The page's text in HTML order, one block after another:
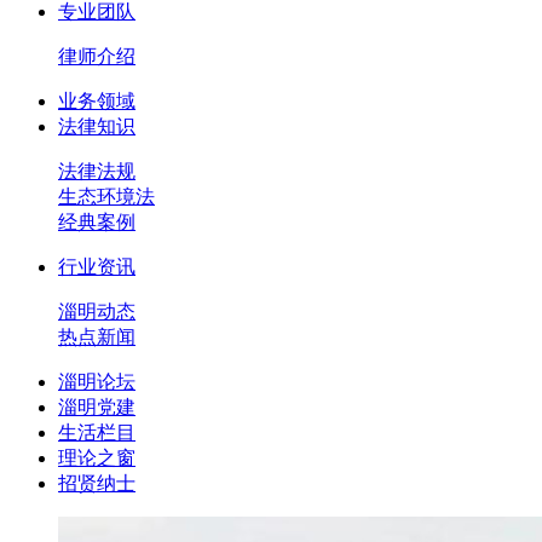
专业团队
律师介绍
业务领域
法律知识
法律法规
生态环境法
经典案例
行业资讯
淄明动态
热点新闻
淄明论坛
淄明党建
生活栏目
理论之窗
招贤纳士